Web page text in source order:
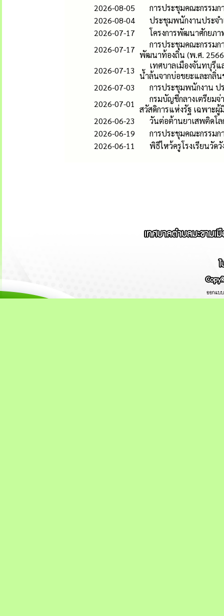
2026-08-05
การประชุมคณะกรรม
2026-08-04
ประชุมพนักงานประจ
2026-07-17
โครงการพัฒนาศักยภ
2026-07-17
การประชุมคณะกรรม
พัฒนาท้องถิ่น (พ.ศ.
2026-07-13
เทศบาลเมืองจันทบุรี
น้ำล้นจากบ่อขยะและกลิ่น
2026-07-03
การประชุมพนักงาน ป
2026-07-01
กรมบัญชีกลางเตรียมจ่
สวัสดิการแห่งรัฐ เฉพาะผู้
2026-06-23
วันต่อต้านยาเสพติดโล
2026-06-19
การประชุมคณะกรรม
2026-06-11
พิธีไหว้ครูโรงเรียนวัด